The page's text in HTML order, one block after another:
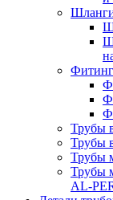
Трубы
Трубы
Трубы
Трубы
AL-